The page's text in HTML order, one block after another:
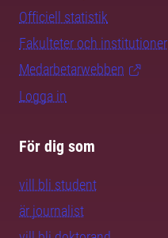
Officiell statistik
Fakulteter och institutioner
Medarbetarwebben
Logga in
För dig som
vill bli student
är journalist